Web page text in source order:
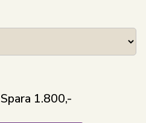
Spara 1.800,-